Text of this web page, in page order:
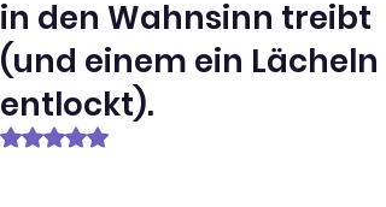
in den Wahnsinn treibt
(und einem ein Lächeln
entlockt).
Mit NaN von 5 Sternen bewertet.